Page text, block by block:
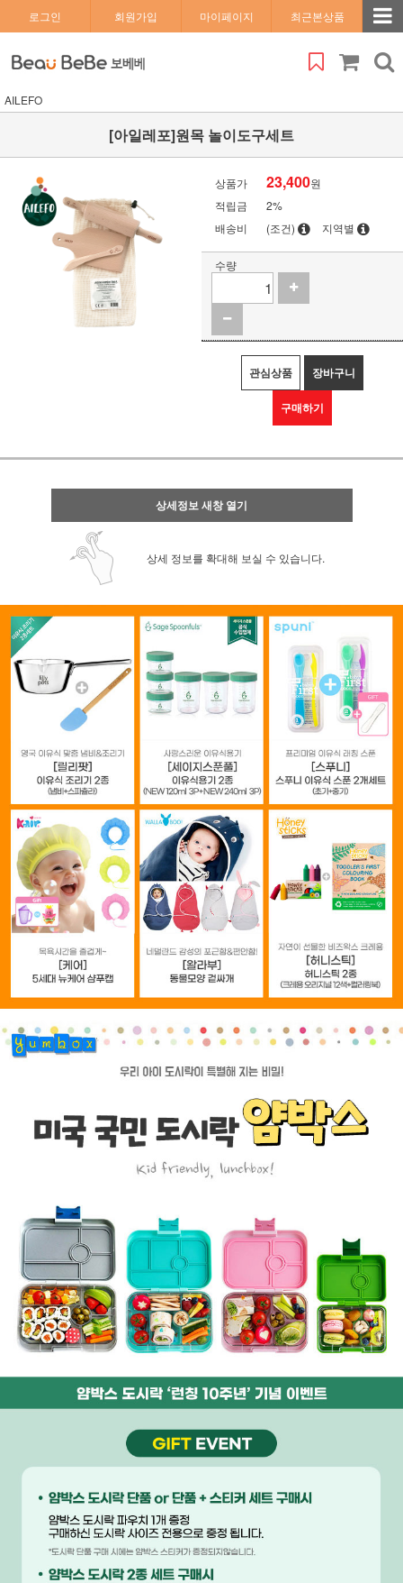
로그인 회원가입 마이페이지 최근본상품
AILEFO
[아일레포]원목 놀이도구세트
상품가 23,400원
적립금
2%
배송비
(조건) 지역별
수량
관심상품 장바구니
구매하기
상세정보 새창 열기
상세 정보를 확대해 보실 수 있습니다.